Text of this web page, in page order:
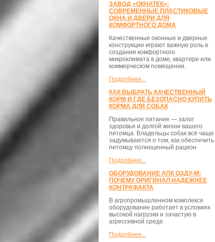
ЗАВОД «ОКНАТЕК»:
СОВРЕМЕННЫЕ ПЛАСТИКОВЫЕ
ОКНА И ДВЕРИ ДЛЯ
КОМФОРТНОГО ДОМА
Качественные оконные и дверные
конструкции играют важную роль в
создании комфортного
микроклимата в доме, квартире или
коммерческом помещении.
Подробнее...
КАК ВЫБРАТЬ КАЧЕСТВЕННЫЙ
КОРМ И ГДЕ БЕЗОПАСНО КУПИТЬ
КОРМА ДЛЯ СОБАК
Правильное питание — залог
здоровья и долгой жизни вашего
питомца. Владельцы собак всё чаще
задумываются о том, как обеспечить
питомцу полноценный рацион
Подробнее...
ОБОРУДОВАНИЕ АПК ОЗДУ-М:
ПОЧЕМУ ОРИГИНАЛ НАДЕЖНЕЕ
КОНТРАФАКТА
В агропромышленном комплексе
оборудование работает в условиях
высокой нагрузки и зачастую в
агрессивной среде.
Подробнее...